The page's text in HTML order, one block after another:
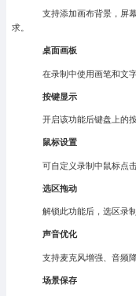
支持添加画布背景，屏
求。
桌面画板
在录制中使用画笔和文字
按键显示
开启该功能后键盘上的按
鼠标设置
可自定义录制中鼠标点击
选区拖动
解锁此功能后，选区录制
声音优化
支持麦克风增强、音频降
场景保存